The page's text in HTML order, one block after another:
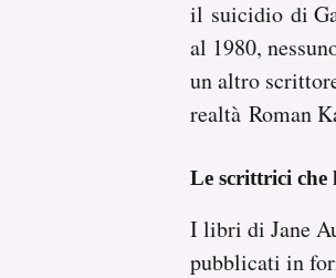
il suicidio di
al 1980,
un altro
realtà Roman
Le scrittrici che
I libri di Jane
pubblicati in